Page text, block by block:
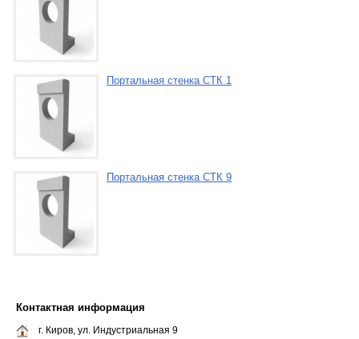
Портальная стенка СТК 1
Портальная стенка СТК 9
Контактная информация
г. Киров, ул. Индустриальная 9